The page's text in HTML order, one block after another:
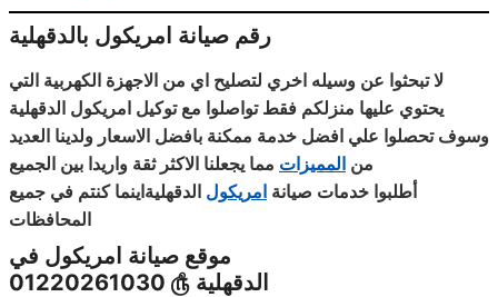
رقم صيانة امريكول بالدقهلية
لا تبحثوا عن وسيله اخري لتصليح اي من الاجهزة الكهربية التي
يحتوي عليها منزلكم فقط تواصلوا مع توكيل امريكول الدقهلية
وسوف تحصلوا علي افضل خدمة ممكنة بافضل الاسعار ولدينا العديد
من المميزات مما يجعلنا الاكثر ثقة واريدا بين الجميع
أطلبوا خدمات صيانة امريكول الدقهليةاينما كنتم في جميع
المحافظات
موقع صيانة امريكول في
الدقهلية ௹